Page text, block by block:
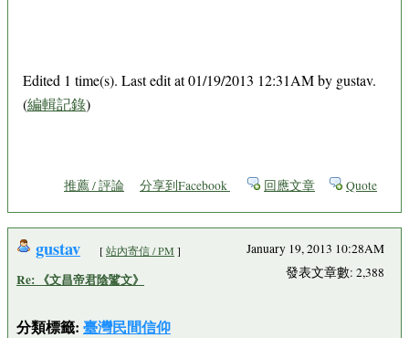
Edited 1 time(s). Last edit at 01/19/2013 12:31AM by gustav.
(編輯記錄)
推薦 / 評論 分享到Facebook 回應文章 Quote
gustav [站內寄信 / PM ]
Re: 《文昌帝君陰騭文》
分類標籤: 臺灣民間信仰
January 19, 2013 10:28AM
發表文章數: 2,388